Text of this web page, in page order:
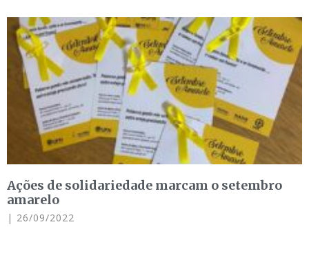
Ações de solidariedade marcam o setembro
amarelo
26/09/2022